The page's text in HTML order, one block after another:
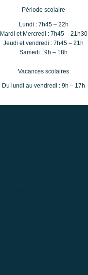
Période scolaire
Lundi : 7h45 – 22h
Mardi et Mercredi : 7h45 – 21h30
Jeudi et vendredi : 7h45 – 21h
Samedi : 9h – 18h
Vacances scolaires
Du lundi au vendredi : 9h – 17h